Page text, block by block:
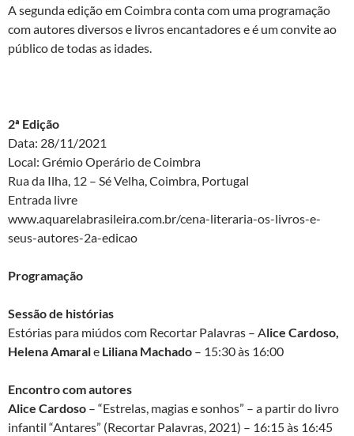
A segunda edição em Coimbra conta com uma programação
com autores diversos e livros encantadores e é um convite ao
público de todas as idades.
2ª Edição
Data: 28/11/2021
Local: Grémio Operário de Coimbra
Rua da Ilha, 12 – Sé Velha, Coimbra, Portugal
Entrada livre
www.aquarelabrasileira.com.br/cena-literaria-os-livros-e-
seus-autores-2a-edicao
Programação
Sessão de histórias
Estórias para miúdos com Recortar Palavras – Alice Cardoso,
Helena Amarale Liliana Machado – 15:30 às 16:00
Encontro com autores
Alice Cardoso – “Estrelas, magias e sonhos” – a partir do livro
infantil “Antares” (Recortar Palavras, 2021) – 16:15 às 16:45